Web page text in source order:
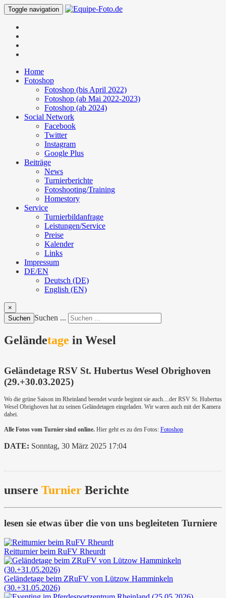
Toggle navigation
Home
Fotoshop
Fotoshop (bis April 2022)
Fotoshop (ab Mai 2022-2023)
Fotoshop (ab 2024)
Social Network
Facebook
Twitter
Instagram
Google Plus
Beiträge
News
Turnierberichte
Fotoshooting/Training
Homestory
Service
Turnierbildanfrage
Leistungen/Service
Preise
Kalender
Links
Impressum
DE/EN
Deutsch (DE)
English (EN)
×
Suchen Suchen ...
Geländetage in Wesel
Geländetage RSV St. Hubertus Wesel Obrighoven
(29.+30.03.2025)
Wo die grüne Saison im Rheinland beendet wurde beginnt sie auch....der RSV St. Hubertus
Wesel Obrighoven hat zu seinen Geländetagen eingeladen. Wir waren auch mit der Kamera
dabei.
Alle Fotos vom Turnier sind online. Hier geht es zu den Fotos: Fotoshop
DATE: Sonntag, 30 März 2025 17:04
unsere Turnier Berichte
lesen sie etwas über die von uns begleiteten Turniere
Reitturnier beim RuFV Rheurdt
Geländetage beim ZRuFV von Lützow Hamminkeln
(30.+31.05.2026)